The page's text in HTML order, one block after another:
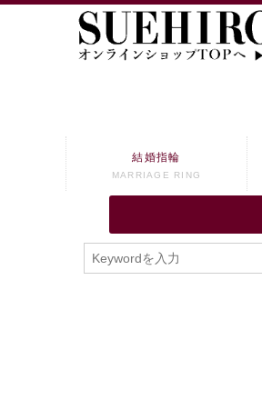
結婚指輪
MARRIAGE RING